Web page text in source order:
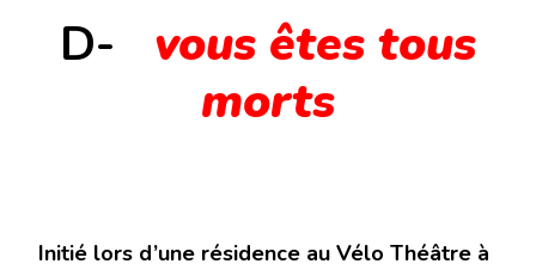
D-
vous êtes tous
morts
Initié lors d’une résidence au Vélo Théâtre à